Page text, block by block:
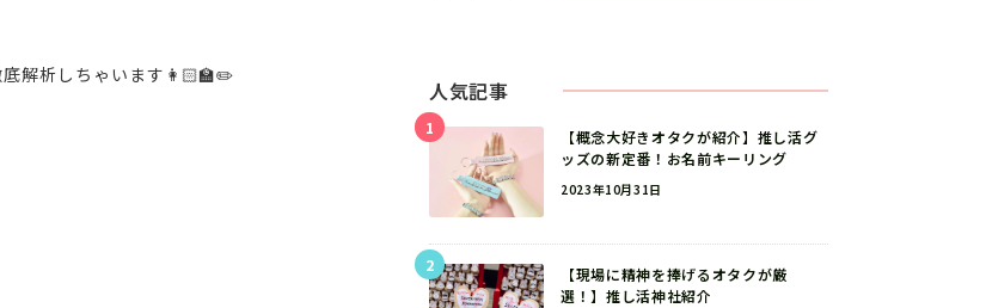
解析しちゃいます👩🏻‍🏫✏️
人気記事
1
【概念大好きオタクが紹介】推し活グ
ッズの新定番！お名前キーリング
2023年10月31日
2
【現場に精神を捧げるオタクが厳
選！】推し活神社紹介